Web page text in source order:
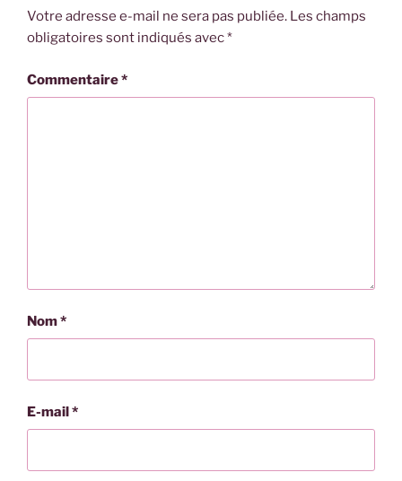
Votre adresse e-mail ne sera pas publiée. Les champs
obligatoires sont indiqués avec*
Commentaire*
Nom*
E-mail*